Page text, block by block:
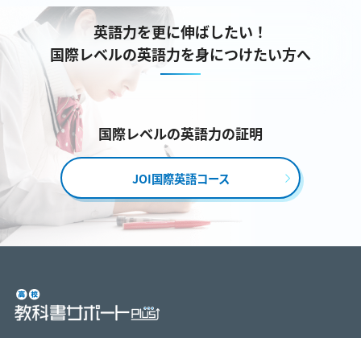
英語力を更に伸ばしたい！
国際レベルの英語力を身につけたい方へ
国際レベルの英語力の証明
JOI国際英語コース